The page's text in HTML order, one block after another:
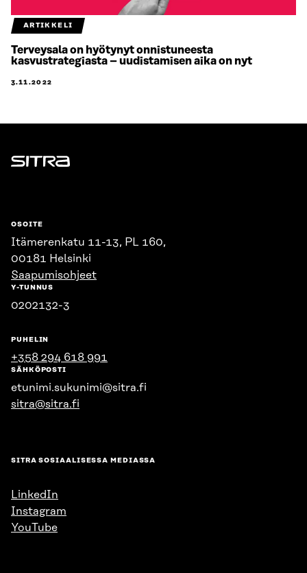
ARTIKKELI
Terveysala on hyötynyt onnistuneesta
kasvustrategiasta – uudistamisen aika on nyt
3.11.2022
Sitra
OSOITE
Itämerenkatu 11-13, PL 160,
00181 Helsinki
Saapumisohjeet
Y-TUNNUS
0202132-3
PUHELIN
+358 294 618 991
SÄHKÖPOSTI
etunimi.sukunimi@sitra.fi
sitra@sitra.fi
SITRA SOSIAALISESSA MEDIASSA
LinkedIn
Instagram
YouTube